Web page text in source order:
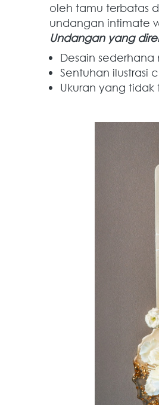
oleh tamu terbatas
undangan intimate
Undangan yang
Desain
Sentuhan ilustrasi
Ukuran yang tidak